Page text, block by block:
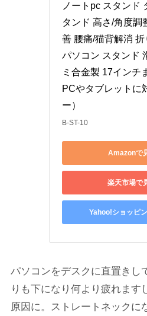
ノートpc スタンド
タンド 高さ/角度調
善 腰痛/猫背解消
パソコン スタンド
ミ合金製 17インチ
PCやタブレットに
ー）
B-ST-10
Amazonで
楽天市場で
Yahoo!ショッピ
パソコンをデスクに直置きし
りも下になり何より疲れます
原因に。ストレートネックに